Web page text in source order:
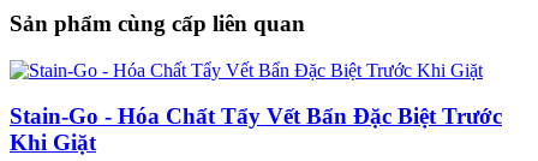
Sản phẩm cùng cấp liên quan
Stain-Go - Hóa Chất Tẩy Vết Bẩn Đặc Biệt Trước
Khi Giặt